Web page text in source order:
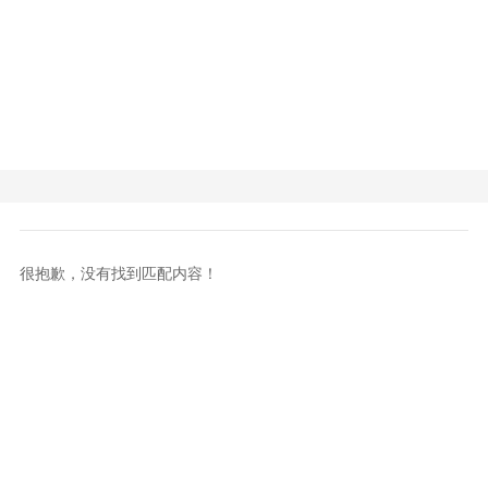
很抱歉，没有找到匹配内容！